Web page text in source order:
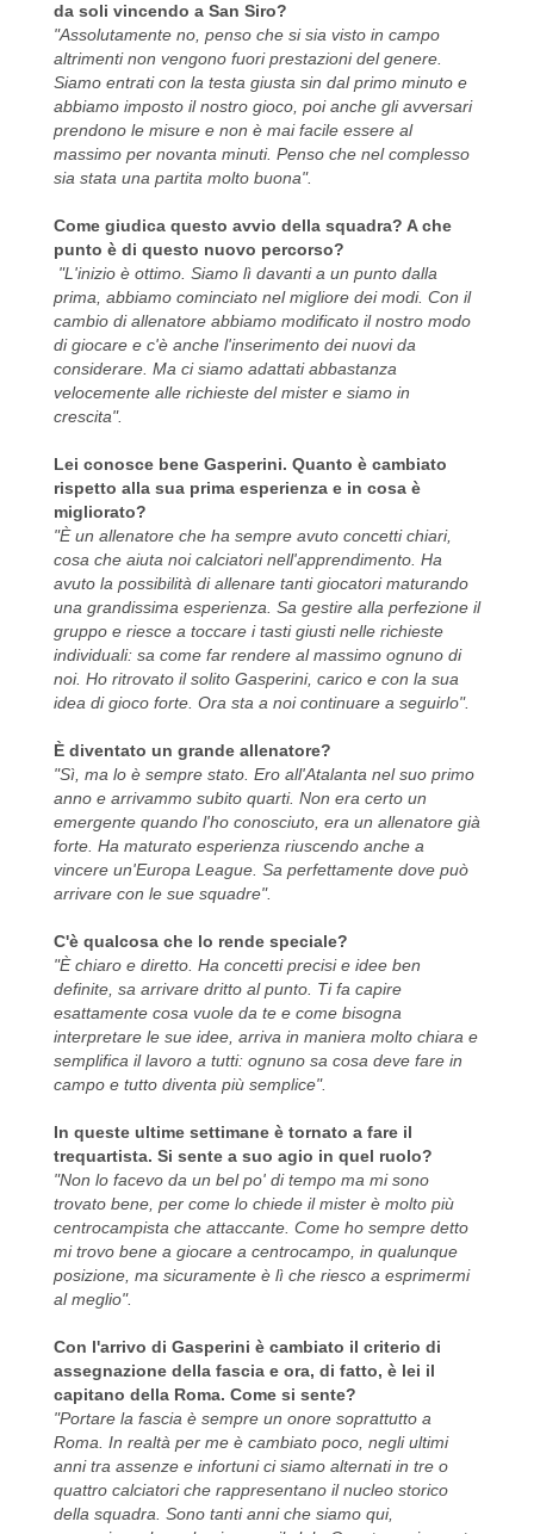
da soli vincendo a San Siro?
"Assolutamente no, penso che si sia visto in campo
altrimenti non vengono fuori prestazioni del genere.
Siamo entrati con la testa giusta sin dal primo minuto e
abbiamo imposto il nostro gioco, poi anche gli avversari
prendono le misure e non è mai facile essere al
massimo per novanta minuti. Penso che nel complesso
sia stata una partita molto buona".
Come giudica questo avvio della squadra? A che
punto è di questo nuovo percorso?
"L'inizio è ottimo. Siamo lì davanti a un punto dalla
prima, abbiamo cominciato nel migliore dei modi. Con il
cambio di allenatore abbiamo modificato il nostro modo
di giocare e c'è anche l'inserimento dei nuovi da
considerare. Ma ci siamo adattati abbastanza
velocemente alle richieste del mister e siamo in
crescita".
Lei conosce bene Gasperini. Quanto è cambiato
rispetto alla sua prima esperienza e in cosa è
migliorato?
"È un allenatore che ha sempre avuto concetti chiari,
cosa che aiuta noi calciatori nell'apprendimento. Ha
avuto la possibilità di allenare tanti giocatori maturando
una grandissima esperienza. Sa gestire alla perfezione il
gruppo e riesce a toccare i tasti giusti nelle richieste
individuali: sa come far rendere al massimo ognuno di
noi. Ho ritrovato il solito Gasperini, carico e con la sua
idea di gioco forte. Ora sta a noi continuare a seguirlo".
È diventato un grande allenatore?
"Sì, ma lo è sempre stato. Ero all'Atalanta nel suo primo
anno e arrivammo subito quarti. Non era certo un
emergente quando l'ho conosciuto, era un allenatore già
forte. Ha maturato esperienza riuscendo anche a
vincere un'Europa League. Sa perfettamente dove può
arrivare con le sue squadre".
C'è qualcosa che lo rende speciale?
"È chiaro e diretto. Ha concetti precisi e idee ben
definite, sa arrivare dritto al punto. Ti fa capire
esattamente cosa vuole da te e come bisogna
interpretare le sue idee, arriva in maniera molto chiara e
semplifica il lavoro a tutti: ognuno sa cosa deve fare in
campo e tutto diventa più semplice".
In queste ultime settimane è tornato a fare il
trequartista. Si sente a suo agio in quel ruolo?
"Non lo facevo da un bel po' di tempo ma mi sono
trovato bene, per come lo chiede il mister è molto più
centrocampista che attaccante. Come ho sempre detto
mi trovo bene a giocare a centrocampo, in qualunque
posizione, ma sicuramente è lì che riesco a esprimermi
al meglio".
Con l'arrivo di Gasperini è cambiato il criterio di
assegnazione della fascia e ora, di fatto, è lei il
capitano della Roma. Come si sente?
"Portare la fascia è sempre un onore soprattutto a
Roma. In realtà per me è cambiato poco, negli ultimi
anni tra assenze e infortuni ci siamo alternati in tre o
quattro calciatori che rappresentano il nucleo storico
della squadra. Sono tanti anni che siamo qui,